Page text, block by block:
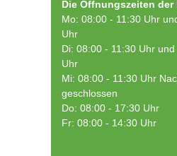
Die Öffnungszeiten der
Mo: 08:00 - 11:30 Uhr
Uhr
Di: 08:00 - 11:30 Uhr
Uhr
Mi: 08:00 - 11:30 Uhr
geschlossen
Do: 08:00 - 17:30 Uhr
Fr: 08:00 - 14:30 Uhr